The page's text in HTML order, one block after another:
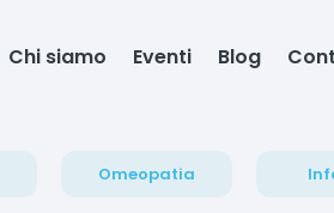
Chi siamo Eventi Blog
Omeopatia